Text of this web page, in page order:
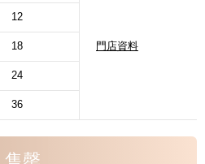
門店資料
12
18
24
36